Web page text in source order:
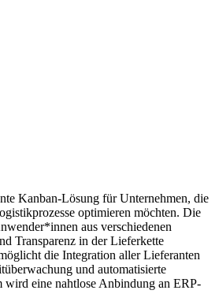
Kanban-Lösung für Unternehmen, die
optimieren möchten. Die
aus verschiedenen
Transparenz in der Lieferkette
die Integration aller Lieferanten
und automatisierte
eine nahtlose Anbindung an ERP-